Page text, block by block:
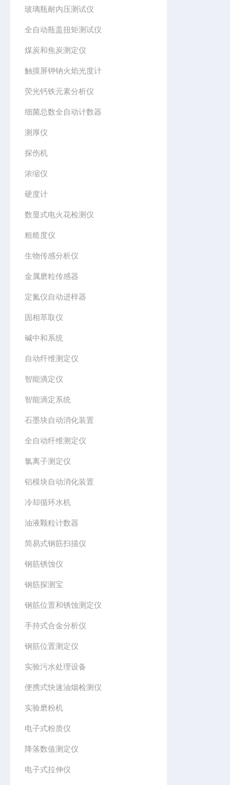
玻璃瓶耐内压测试仪
全自动瓶盖扭矩测试仪
煤炭和焦炭测定仪
触摸屏钾钠火焰光度计
荧光钙铁元素分析仪
细菌总数全自动计数器
测厚仪
探伤机
浓缩仪
硬度计
数显式电火花检测仪
粗糙度仪
生物传感分析仪
金属磨粒传感器
定氮仪自动进样器
固相萃取仪
碱中和系统
自动纤维测定仪
智能滴定仪
智能滴定系统
石墨块自动消化装置
全自动纤维测定仪
氯离子测定仪
铝模块自动消化装置
冷却循环水机
油液颗粒计数器
简易式钢筋扫描仪
钢筋锈蚀仪
钢筋探测宝
钢筋位置和锈蚀测定仪
手持式合金分析仪
钢筋位置测定仪
实验污水处理设备
便携式快速油烟检测仪
实验磨粉机
电子式粉质仪
降落数值测定仪
电子式拉伸仪